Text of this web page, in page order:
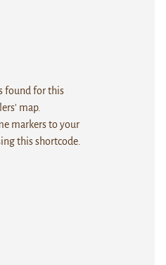
found for this
map.
markers to your
this shortcode.